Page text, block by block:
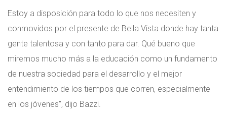
Estoy a disposición para todo lo que nos necesiten y
conmovidos por el presente de Bella Vista donde hay tanta
gente talentosa y con tanto para dar. Qué bueno que
miremos mucho más a la educación como un fundamento
de nuestra sociedad para el desarrollo y el mejor
entendimiento de los tiempos que corren, especialmente
en los jóvenes”, dijo Bazzi.